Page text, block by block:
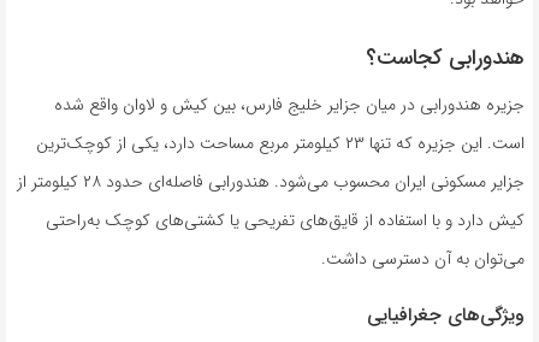
هندورابی کجاست؟
جزیره هندورابی در میان جزایر خلیج فارس، بین کیش و لاوان واقع شده
است. این جزیره که تنها ۲۳ کیلومتر مربع مساحت دارد، یکی از کوچک‌ترین
جزایر مسکونی ایران محسوب می‌شود. هندورابی فاصله‌ای حدود ۲۸ کیلومتر از
کیش دارد و با استفاده از قایق‌های تفریحی یا کشتی‌های کوچک به‌راحتی
می‌توان به آن دسترسی داشت.
ویژگی‌های جغرافیایی